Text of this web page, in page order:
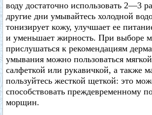
воду достаточно использовать 2—3
другие дни умывайтесь холодной
тонизирует кожу, улучшает ее
и уменьшает жирность. При выборе
прислушаться к рекомендациям
умывания можно пользоваться
салфеткой или рукавичкой, а также
пользуйтесь жесткой щеткой: это
способствовать преждевременному
морщин.